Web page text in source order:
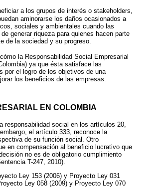
a los grupos de interés o stakeholders,
aminorarse los daños ocasionados a
sociales y ambientales cuando las
generar riqueza para quienes hacen parte
de la sociedad y su progreso.
la Responsabilidad Social Empresarial
ya que ésta satisface las
por el logro de los objetivos de una
los beneficios de las empresas.
EN COLOMBIA
social en los artículos 20,
el artículo 333, reconoce la
de su función social. Otro
en compensación al beneficio lucrativo que
no es de obligatorio cumplimiento
T-247, 2010).
Ley 153 (2006) y Proyecto Ley 031
Ley 058 (2009) y Proyecto Ley 070